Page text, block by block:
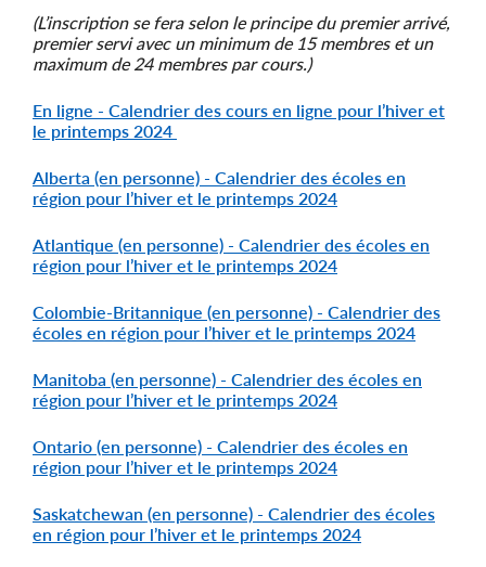
(L’inscription se fera selon le principe du premier arrivé,
premier servi avec un minimum de 15 membres et un
maximum de 24 membres par cours.)
En ligne - Calendrier des cours en ligne pour l’hiver et
le printemps 2024
Alberta (en personne) - Calendrier des écoles en
région pour l’hiver et le printemps 2024
Atlantique (en personne) - Calendrier des écoles en
région pour l’hiver et le printemps 2024
Colombie-Britannique (en personne) - Calendrier des
écoles en région pour l’hiver et le printemps 2024
Manitoba (en personne) - Calendrier des écoles en
région pour l’hiver et le printemps 2024
Ontario (en personne) - Calendrier des écoles en
région pour l’hiver et le printemps 2024
Saskatchewan (en personne) - Calendrier des écoles
en région pour l’hiver et le printemps 2024